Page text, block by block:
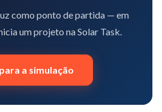
como ponto de partida — em
um projeto na Solar Task.
a simulação